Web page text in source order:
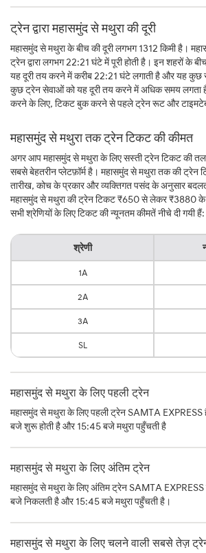
ट्रेन द्वारा महासमुंद से मथुरा की दूरी
महासमुंद से मथुरा के बीच की दूरी लगभग 1312 किमी है।
ट्रेन द्वारा लगभग 22:21 घंटे में पूरी होती है। इन शहरों के
यह दूरी तय करने में करीब 22:21 घंटे लगाती है और यह कुछ
कुछ ट्रेन सेवाओं को यह दूरी तय करने में अधिक समय
करने के लिए, टिकट बुक करने से पहले ट्रेन रूट और
महासमुंद से मथुरा तक ट्रेन टिकट की कीमत
अगर आप महासमुंद से मथुरा के लिए सस्ती ट्रेन टिकट की
सबसे बेहतरीन प्लेटफ़ॉर्म है। महासमुंद से मथुरा तक की ट्रेन
तारीख, कोच के प्रकार और व्यक्तिगत पसंद के अनुसार
महासमुंद से मथुरा की ट्रेन टिकट ₹650 से लेकर ₹3880 के
सभी श्रेणियों के लिए टिकट की न्यूनतम कीमतें नीचे दी गयी हैं:
श्रेणी
1A
2A
3A
SL
महासमुंद से मथुरा के लिए पहली ट्रेन
महासमुंद से मथुरा के लिए पहली ट्रेन SAMTA
बजे शुरू होती है और 15:45 बजे मथुरा पहुँचती है
महासमुंद से मथुरा के लिए अंतिम ट्रेन
महासमुंद से मथुरा के लिए अंतिम ट्रेन SAMTA
बजे निकलती है और 15:45 बजे मथुरा पहुँचती है।
महासमुंद से मथुरा के लिए चलने वाली सबसे तेज़